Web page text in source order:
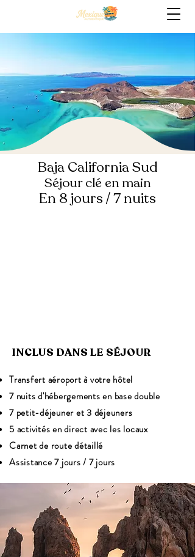
Baja California Sud
Séjour clé en main
En 8 jours / 7 nuits
TTC / pers.
INCLUS DANS LE SÉJOUR
Transfert aéroport à votre hôtel
7 nuits d'hébergements en base double
7 petit-déjeuner et 3 déjeuners
5 activités en direct avec les locaux
Carnet de route détaillé
Assistance 7 jours / 7 jours